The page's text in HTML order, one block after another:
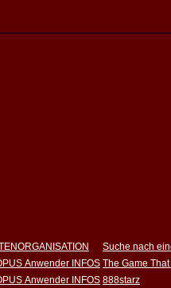
Suche nach
Anwender INFOS The Game
Anwender INFOS 888starz